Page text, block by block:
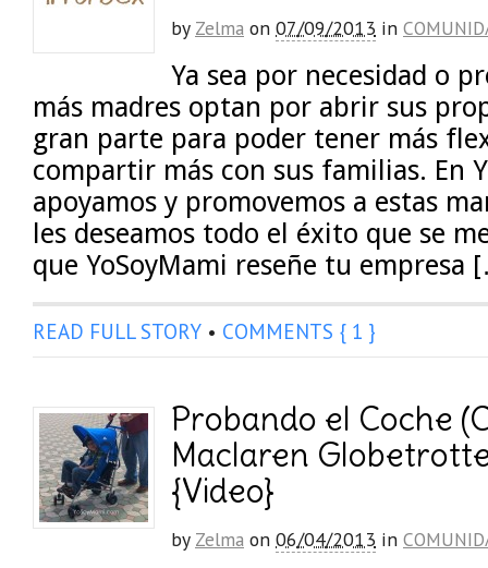
by Zelma on 07/09/2013 in
Ya sea por necesidad o
más madres optan por abrir sus
gran parte para poder tener más
compartir más con sus familias. En
apoyamos y promovemos a estas
les deseamos todo el éxito que se
que YoSoyMami reseñe tu empresa
READ FULL STORY • COMMENTS { 1 }
Probando el Coche
Maclaren
{Video}
by Zelma on 06/04/2013 in